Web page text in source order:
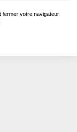
fermer votre navigateur